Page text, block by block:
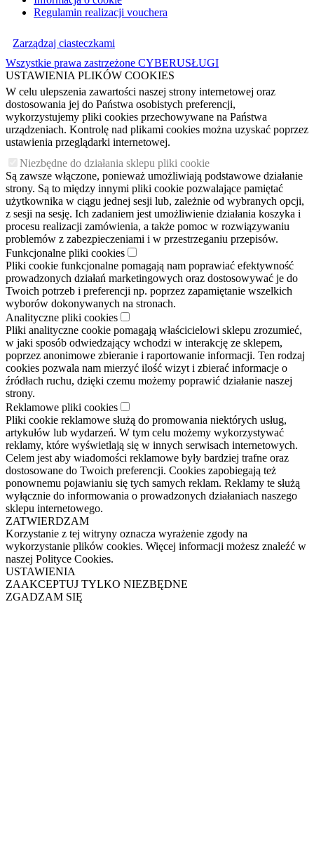
Regulamin realizacji vouchera
Zarządzaj ciasteczkami
Wszystkie prawa zastrzeżone CYBERUSŁUGI
USTAWIENIA PLIKÓW COOKIES
W celu ulepszenia zawartości naszej strony internetowej oraz
dostosowania jej do Państwa osobistych preferencji,
wykorzystujemy pliki cookies przechowywane na Państwa
urządzeniach. Kontrolę nad plikami cookies można uzyskać poprzez
ustawienia przeglądarki internetowej.
Niezbędne do działania sklepu pliki cookie
Są zawsze włączone, ponieważ umożliwiają podstawowe działanie
strony. Są to między innymi pliki cookie pozwalające pamiętać
użytkownika w ciągu jednej sesji lub, zależnie od wybranych opcji,
z sesji na sesję. Ich zadaniem jest umożliwienie działania koszyka i
procesu realizacji zamówienia, a także pomoc w rozwiązywaniu
problemów z zabezpieczeniami i w przestrzeganiu przepisów.
Funkcjonalne pliki cookies
Pliki cookie funkcjonalne pomagają nam poprawiać efektywność
prowadzonych działań marketingowych oraz dostosowywać je do
Twoich potrzeb i preferencji np. poprzez zapamiętanie wszelkich
wyborów dokonywanych na stronach.
Analityczne pliki cookies
Pliki analityczne cookie pomagają właścicielowi sklepu zrozumieć,
w jaki sposób odwiedzający wchodzi w interakcję ze sklepem,
poprzez anonimowe zbieranie i raportowanie informacji. Ten rodzaj
cookies pozwala nam mierzyć ilość wizyt i zbierać informacje o
źródłach ruchu, dzięki czemu możemy poprawić działanie naszej
strony.
Reklamowe pliki cookies
Pliki cookie reklamowe służą do promowania niektórych usług,
artykułów lub wydarzeń. W tym celu możemy wykorzystywać
reklamy, które wyświetlają się w innych serwisach internetowych.
Celem jest aby wiadomości reklamowe były bardziej trafne oraz
dostosowane do Twoich preferencji. Cookies zapobiegają też
ponownemu pojawianiu się tych samych reklam. Reklamy te służą
wyłącznie do informowania o prowadzonych działaniach naszego
sklepu internetowego.
ZATWIERDZAM
Korzystanie z tej witryny oznacza wyrażenie zgody na
wykorzystanie plików cookies. Więcej informacji możesz znaleźć w
naszej Polityce Cookies.
USTAWIENIA
ZAAKCEPTUJ TYLKO NIEZBĘDNE
ZGADZAM SIĘ